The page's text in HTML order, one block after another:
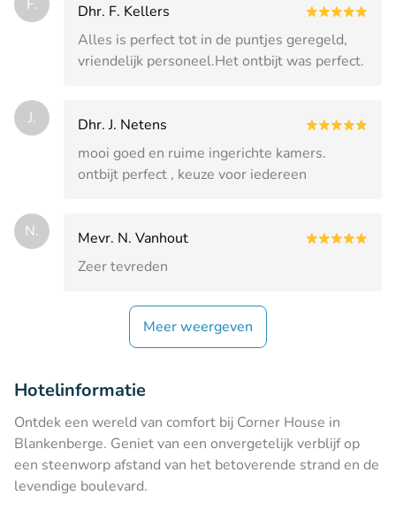
F.
Dhr. F. Kellers
Alles is perfect tot in de puntjes geregeld,
vriendelijk personeel.Het ontbijt was perfect.
J.
Dhr. J. Netens
mooi goed en ruime ingerichte kamers.
ontbijt perfect , keuze voor iedereen
N.
Mevr. N. Vanhout
Zeer tevreden
Meer weergeven
Hotelinformatie
Ontdek een wereld van comfort bij Corner House in
Blankenberge. Geniet van een onvergetelijk verblijf op
een steenworp afstand van het betoverende strand en de
levendige boulevard.